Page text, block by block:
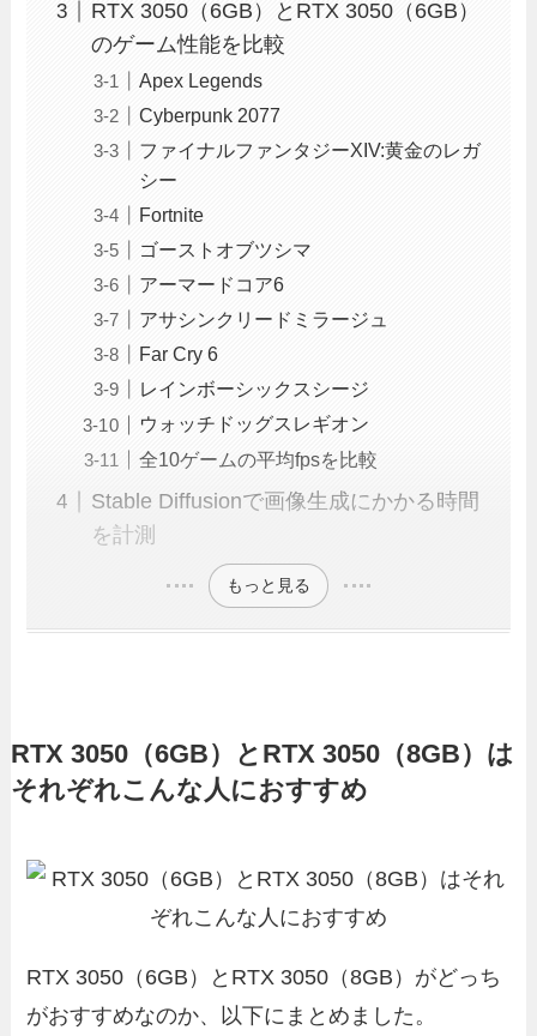
RTX 3050（6GB）とRTX 3050（6GB）
のゲーム性能を比較
Apex Legends
Cyberpunk 2077
ファイナルファンタジーXIV:黄金のレガ
シー
Fortnite
ゴーストオブツシマ
アーマードコア6
アサシンクリードミラージュ
Far Cry 6
レインボーシックスシージ
ウォッチドッグスレギオン
全10ゲームの平均fpsを比較
Stable Diffusionで画像生成にかかる時間
を計測
もっと見る
RTX 3050（6GB）とRTX 3050（8GB）は
それぞれこんな人におすすめ
RTX 3050（6GB）とRTX 3050（8GB）がどっち
がおすすめなのか、以下にまとめました。